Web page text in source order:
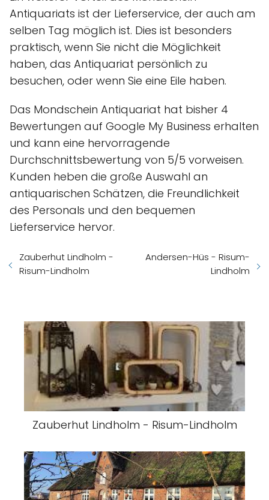
Antiquariats ist der Lieferservice, der auch am
selben Tag möglich ist. Dies ist besonders
praktisch, wenn Sie nicht die Möglichkeit
haben, das Antiquariat persönlich zu
besuchen, oder wenn Sie eine Eile haben.
Das Mondschein Antiquariat hat bisher 4
Bewertungen auf Google My Business erhalten
und kann eine hervorragende
Durchschnittsbewertung von 5/5 vorweisen.
Kunden heben die große Auswahl an
antiquarischen Schätzen, die Freundlichkeit
des Personals und den bequemen
Lieferservice hervor.
Zauberhut Lindholm -
Risum-Lindholm
Andersen-Hüs - Risum-
Lindholm
Zauberhut Lindholm - Risum-Lindholm